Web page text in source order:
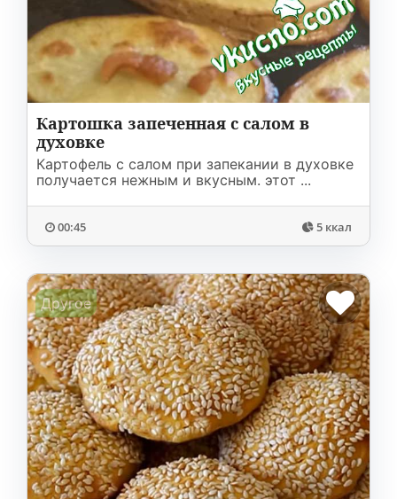
Картошка запеченная с салом в
духовке
Картофель с салом при запекании в духовке
получается нежным и вкусным. этот ...
00:45 5 ккал
Другое